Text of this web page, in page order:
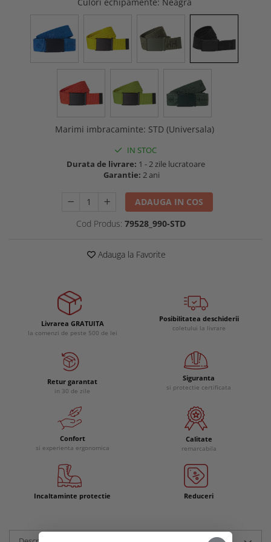
Echipamente specializate
Echipamente muncitori ferma
Echipamente trimeri ongloane
Masti protectie
Manusi protectie
Casti si antifoane protectie
Marimi imbracaminte: STD (Universala)
IN STOC
Durata de livrare: 1 - 2 zile lucratoare
Garantie: 2 ani
ADAUGA IN COS
Cod Produs: 79528_990-STD
Adauga la Favorite
Livrarea GRATUITA
la comenzi de peste 500 de lei
Posibilitatea deschiderii
coletului la livrare
Retur garantat
in 30 de zile
Siguranta
si protectie certificata
Confort
si experienta ergonomica
Calitate
remarcabila
Incaltaminte protectie Reduceri